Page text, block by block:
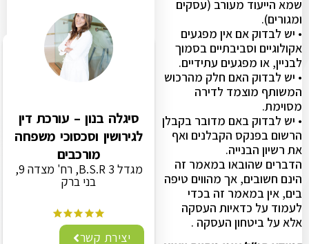
שמא הייעוד מעורב (עסקים
ומגורים).
• יש לבדוק אם אין מפגעים
אקולוגיים וסביבתיים בסמוך
לבניין, או מפגעים עתידיים.
• יש לבדוק האם חלק מהרכוש
המשותף מוצמד לדירה
מסוימת.
• יש לבדוק באם מדובר בקבלן
הרשום בפנקס הקבלנים ואף
את רשיון הבנייה.
הדברים שהובאו במאמר זה
הינם חשובים, אך מהווים טיפה
בים, אין במאמר זה בכדי
לעמוד על כדאיות העסקה
אלא על ביטחון העסקה .
סיגלה בנון – עורכת דין
לגירושין וסכסוכי משפחה
מורכבים
מגדל B.S.R 3, רח' מצדה 9,
בני ברק
יצירת קשר